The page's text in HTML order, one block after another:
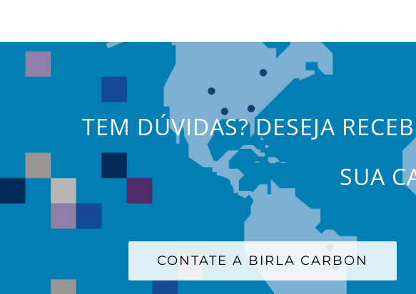
TEM DÚVIDAS? DESEJA
SUA
CONTATE A BIRLA CARBON